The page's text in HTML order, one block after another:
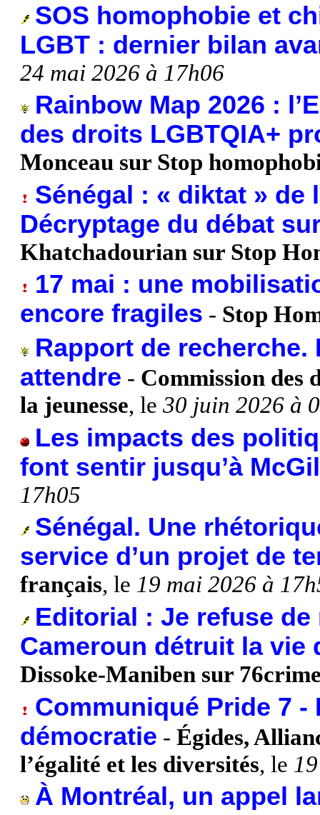
SOS homophobie et
LGBT : dernier bilan
24 mai 2026 à 17h06
Rainbow Map 2026 :
des droits LGBTQIA+
Monceau sur Stop
Sénégal : « diktat » de
Décryptage du débat
Khatchadourian sur Stop
17 mai : une
encore fragiles - Stop
Rapport de
attendre - Commission des
la jeunesse, le 30 juin 2026 à
Les impacts des
font sentir jusqu’à
17h05
Sénégal. Une
service d’un projet de
français, le 19 mai 2026 à
Editorial : Je refuse
Cameroun détruit la vie
Dissoke-Maniben sur
Communiqué Pride 7
démocratie - Égides,
l’égalité et les diversités, le
À Montréal, un appel